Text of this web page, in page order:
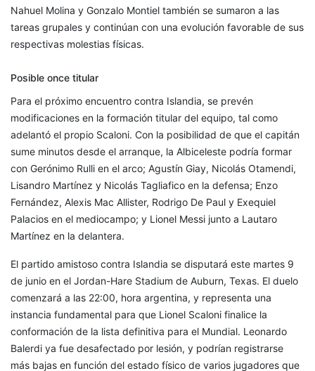
Nahuel Molina y Gonzalo Montiel también se sumaron a las
tareas grupales y continúan con una evolución favorable de sus
respectivas molestias físicas.
Posible once titular
Para el próximo encuentro contra Islandia, se prevén
modificaciones en la formación titular del equipo, tal como
adelantó el propio Scaloni. Con la posibilidad de que el capitán
sume minutos desde el arranque, la Albiceleste podría formar
con Gerónimo Rulli en el arco; Agustín Giay, Nicolás Otamendi,
Lisandro Martínez y Nicolás Tagliafico en la defensa; Enzo
Fernández, Alexis Mac Allister, Rodrigo De Paul y Exequiel
Palacios en el mediocampo; y Lionel Messi junto a Lautaro
Martínez en la delantera.
El partido amistoso contra Islandia se disputará este martes 9
de junio en el Jordan-Hare Stadium de Auburn, Texas. El duelo
comenzará a las 22:00, hora argentina, y representa una
instancia fundamental para que Lionel Scaloni finalice la
conformación de la lista definitiva para el Mundial. Leonardo
Balerdi ya fue desafectado por lesión, y podrían registrarse
más bajas en función del estado físico de varios jugadores que